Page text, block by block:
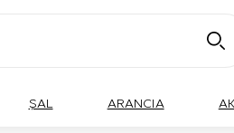
ŞAL ARANCIA